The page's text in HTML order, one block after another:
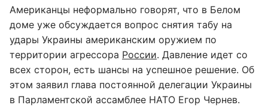
Американцы неформально говорят, что в Белом
доме уже обсуждается вопрос снятия табу на
удары Украины американским оружием по
территории агрессора России. Давление идет со
всех сторон, есть шансы на успешное решение. Об
этом заявил глава постоянной делегации Украины
в Парламентской ассамблее НАТО Егор Чернев.